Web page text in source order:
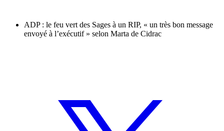
ADP : le feu vert des Sages à un RIP, « un très bon message
envoyé à l’exécutif » selon Marta de Cidrac